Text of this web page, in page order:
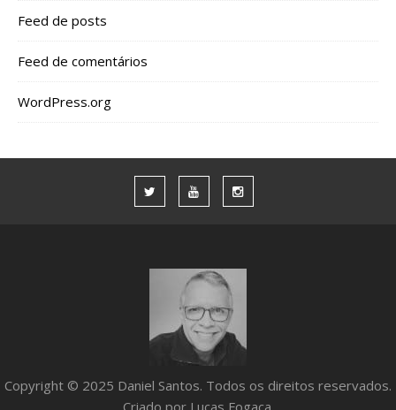
Feed de posts
Feed de comentários
WordPress.org
Copyright © 2025 Daniel Santos. Todos os direitos reservados.